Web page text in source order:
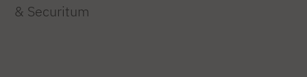
& Securitum